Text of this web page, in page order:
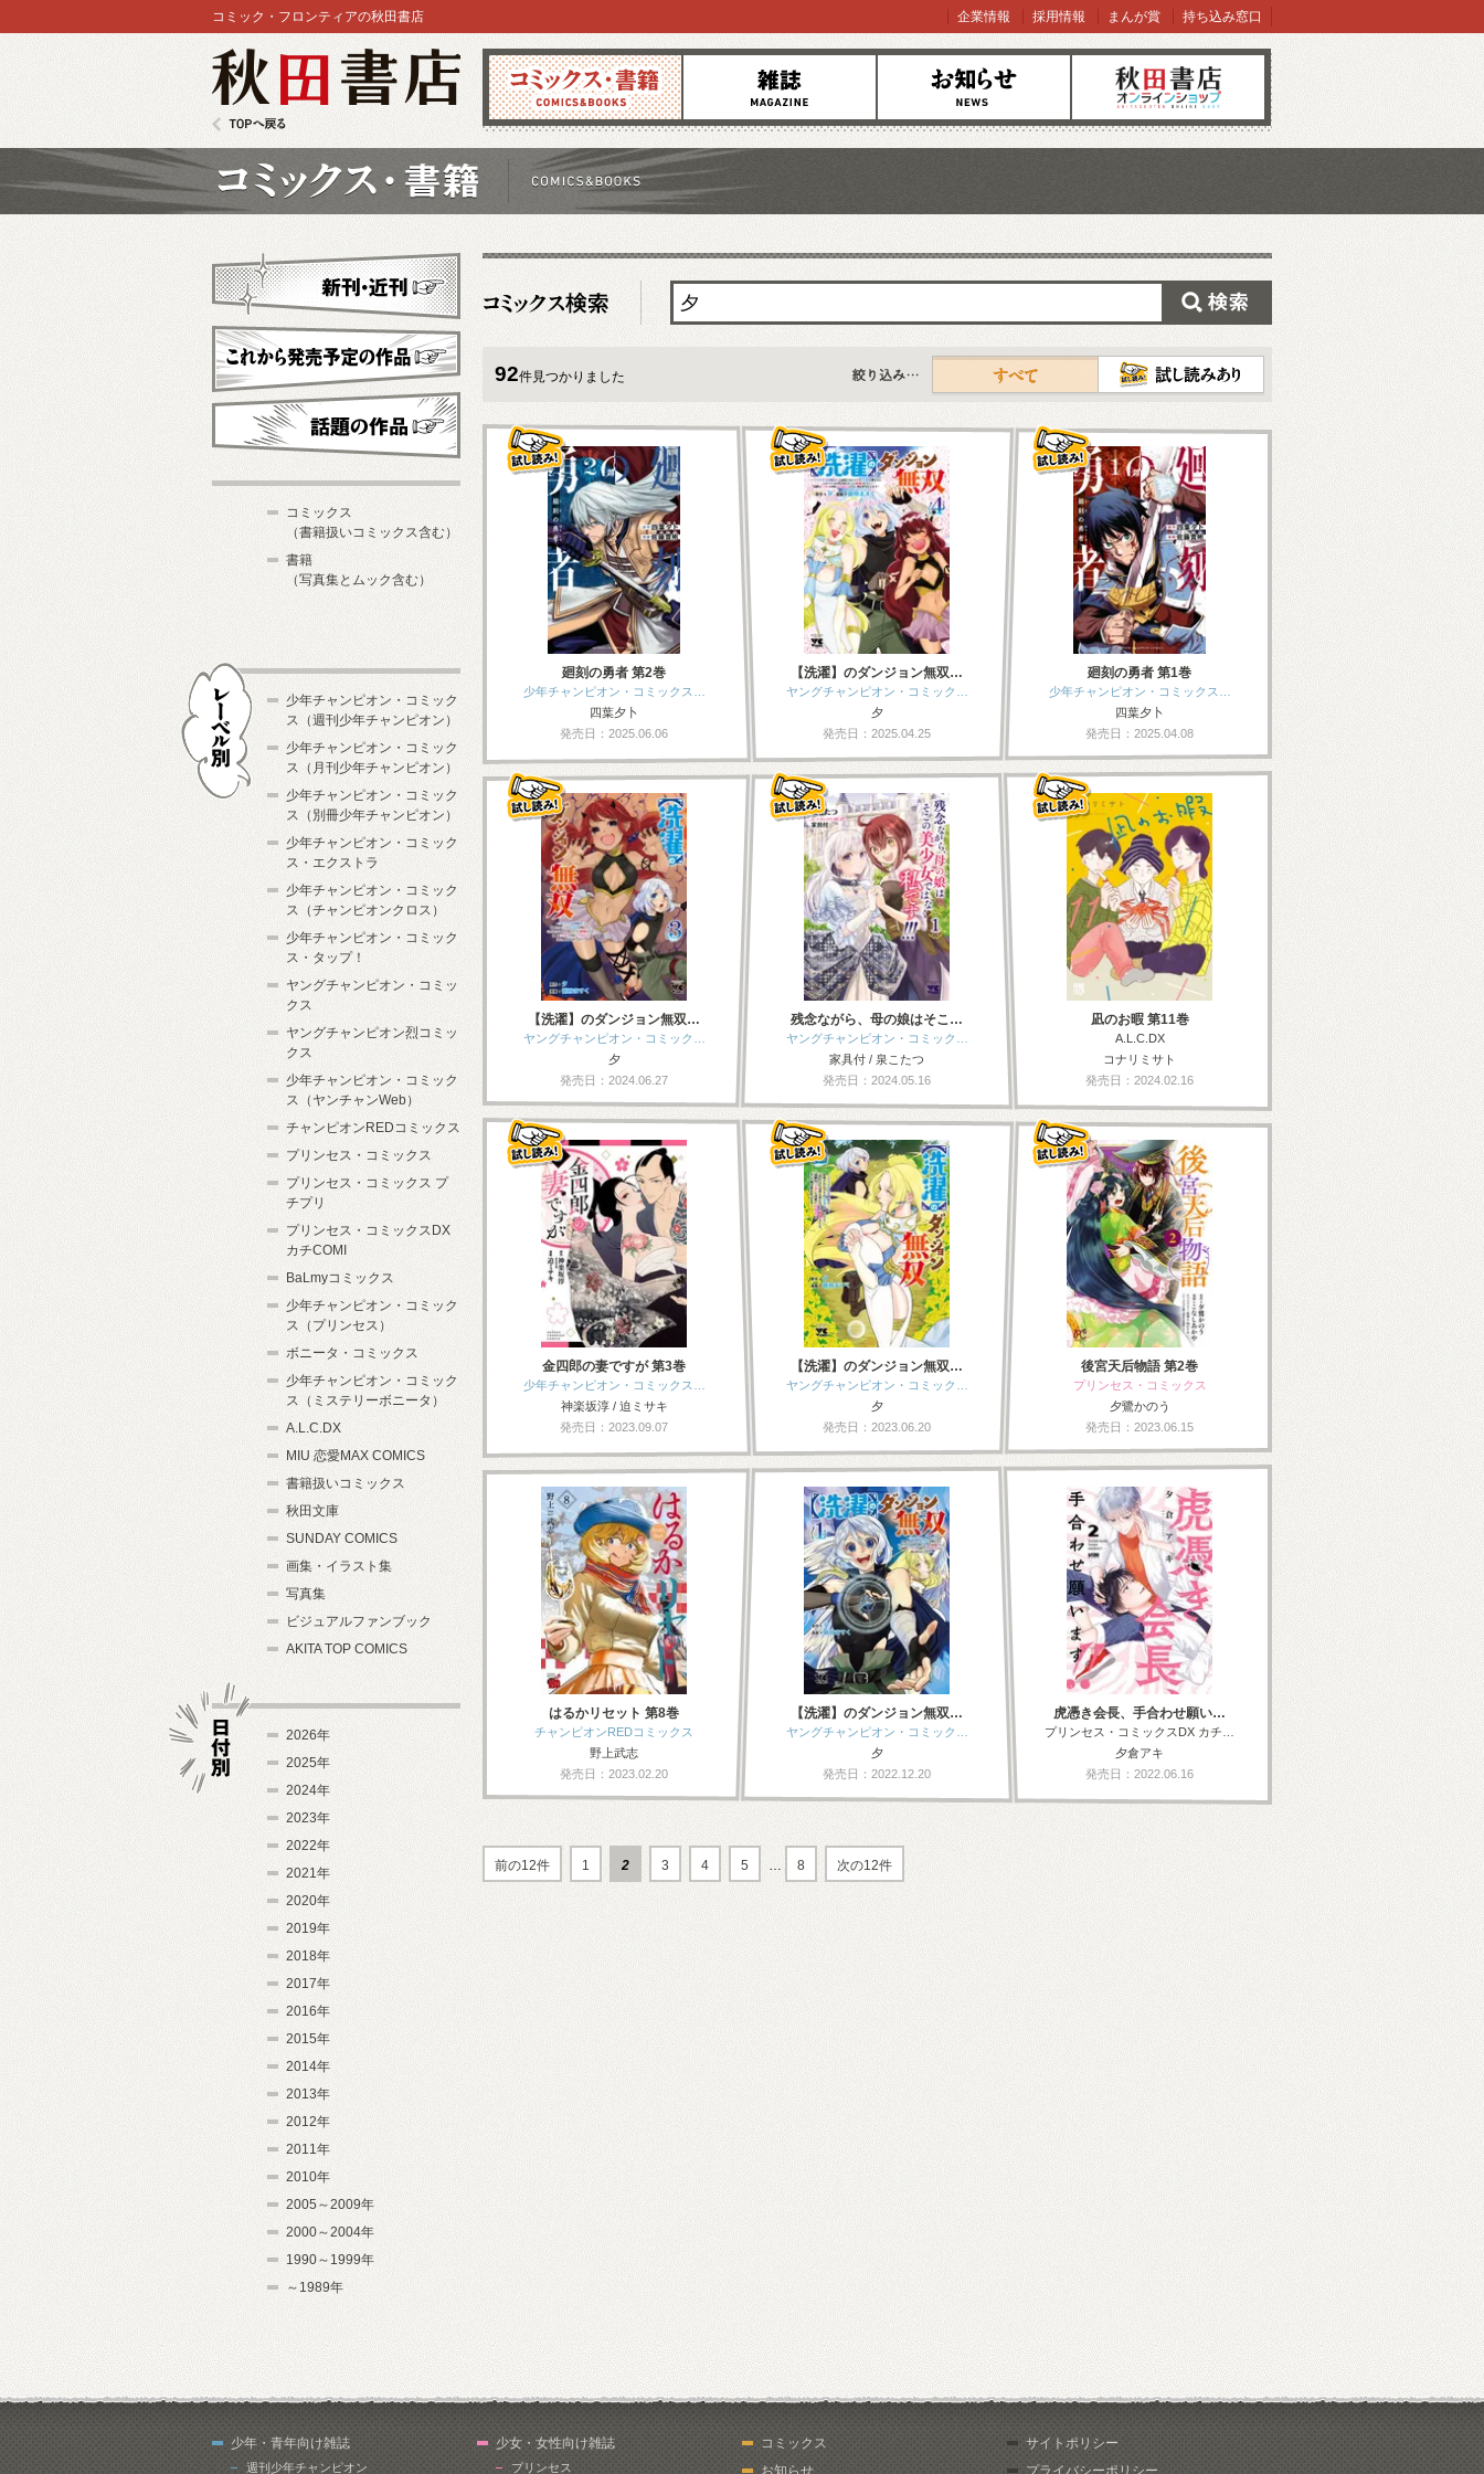
コミックス 雑誌 お知らせ オンラインショップ
コミック・フロンティアの秋田書店 企業情報 採用情報 まんが賞 持ち込み窓口
92件見つかりました
すべて
廻刻の勇者 第2巻
少年チャンピオン・コミックス…
四葉夕卜
発売日：2025.06.06
【洗濯】のダンジョン無双…
ヤングチャンピオン・コミック…
夕
発売日：2025.04.25
廻刻の勇者 第1巻
少年チャンピオン・コミックス…
四葉夕卜
発売日：2025.04.08
【洗濯】のダンジョン無双…
ヤングチャンピオン・コミック…
夕
発売日：2024.06.27
残念ながら、母の娘はそこ…
ヤングチャンピオン・コミック…
家具付 / 泉こたつ
発売日：2024.05.16
凪のお暇 第11巻
A.L.C.DX
コナリミサト
発売日：2024.02.16
金四郎の妻ですが 第3巻
少年チャンピオン・コミックス…
神楽坂淳 / 迫ミサキ
発売日：2023.09.07
【洗濯】のダンジョン無双…
ヤングチャンピオン・コミック…
夕
発売日：2023.06.20
後宮天后物語 第2巻
プリンセス・コミックス
夕鷺かのう
発売日：2023.06.15
はるかリセット 第8巻
チャンピオンREDコミックス
野上武志
発売日：2023.02.20
【洗濯】のダンジョン無双…
ヤングチャンピオン・コミック…
夕
発売日：2022.12.20
虎憑き会長、手合わせ願い…
プリンセス・コミックスDX カチ…
夕倉アキ
発売日：2022.06.16
前の12件 1 2 3 4 5 … 8 次の12件
新刊・近刊
これから発売予定
コミックス
（書籍扱いコミックス含む）
書籍
（写真集とムック含む）
少年チャンピオン・コミック
ス（週刊少年チャンピオン）
少年チャンピオン・コミック
ス（月刊少年チャンピオン）
少年チャンピオン・コミック
ス（別冊少年チャンピオン）
少年チャンピオン・コミック
ス・エクストラ
少年チャンピオン・コミック
ス（チャンピオンクロス）
少年チャンピオン・コミック
ス・タップ！
ヤングチャンピオン・コミッ
クス
ヤングチャンピオン烈コミッ
クス
少年チャンピオン・コミック
ス（ヤンチャンWeb）
チャンピオンREDコミックス
プリンセス・コミックス
プリンセス・コミックス プ
チプリ
プリンセス・コミックスDX
カチCOMI
BaLmyコミックス
少年チャンピオン・コミック
ス（プリンセス）
ボニータ・コミックス
少年チャンピオン・コミック
ス（ミステリーボニータ）
A.L.C.DX
MIU 恋愛MAX COMICS
書籍扱いコミックス
秋田文庫
SUNDAY COMICS
画集・イラスト集
写真集
ビジュアルファンブック
AKITA TOP COMICS
2026年
2025年
2024年
2023年
2022年
2021年
2020年
2019年
2018年
2017年
2016年
2015年
2014年
2013年
2012年
2011年
2010年
2005～2009年
2000～2004年
1990～1999年
～1989年
少年・青年向け雑誌
週刊少年チャンピオン
少女・女性向け雑誌
プリンセス
コミックス
お知らせ
サイトポリシー
プライバシーポリシー